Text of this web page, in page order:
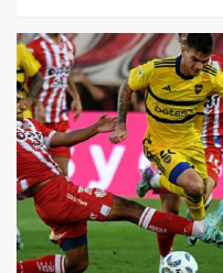
3
en la
4
Accidente
joven de
Los
La